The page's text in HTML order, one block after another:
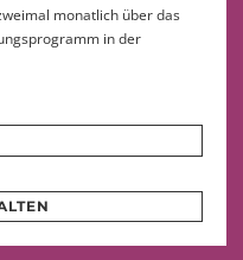
monatlich über das
in der